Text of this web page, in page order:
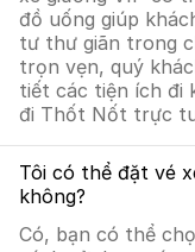
đồ uống giúp
tư thư giãn trong
trọn vẹn, quý
tiết các tiện ích đi
đi Thốt Nốt trực
Tôi có thể đặt vé
không?
Có, bạn có thể